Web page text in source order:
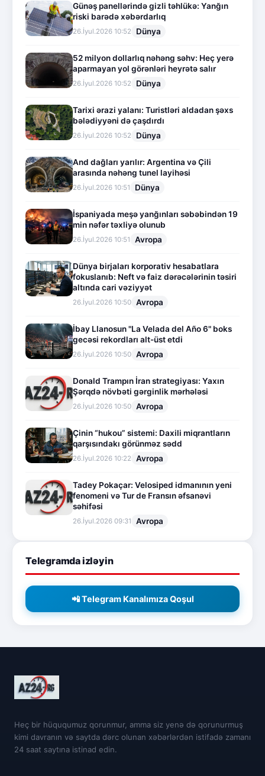
Günəş panellərində gizli təhlükə: Yanğın
riski barədə xəbərdarlıq
26.İyul.2026 10:52 Dünya
52 milyon dollarlıq nəhəng səhv: Heç yerə
aparmayan yol görənləri heyrətə salır
26.İyul.2026 10:52 Dünya
Tarixi ərazi yalanı: Turistləri aldadan şəxs
bələdiyyəni də çaşdırdı
26.İyul.2026 10:52 Dünya
And dağları yarılır: Argentina və Çili
arasında nəhəng tunel layihəsi
26.İyul.2026 10:51 Dünya
İspaniyada meşə yanğınları səbəbindən 19
min nəfər təxliyə olunub
26.İyul.2026 10:51 Avropa
Dünya birjaları korporativ hesabatlara
fokuslanıb: Neft və faiz dərəcələrinin təsiri
altında cari vəziyyət
26.İyul.2026 10:50 Avropa
İbay Llanosun "La Velada del Año 6" boks
gecəsi rekordları alt-üst etdi
26.İyul.2026 10:50 Avropa
Donald Trampın İran strategiyası: Yaxın
Şərqdə növbəti gərginlik mərhələsi
26.İyul.2026 10:50 Avropa
Çinin “hukou” sistemi: Daxili miqrantların
qarşısındakı görünməz sədd
26.İyul.2026 10:22 Avropa
Tadey Pokaçar: Velosiped idmanının yeni
fenomeni və Tur de Fransın əfsanəvi
səhifəsi
26.İyul.2026 09:31 Avropa
Telegramda izləyin
📲 Telegram Kanalımıza Qoşul
Heç bir hüququmuz qorunmur, amma siz yenə də qorunurmuş
kimi davranın və saytda dərc olunan xəbərlərdən istifadə zamanı
24 saat saytına istinad edin.